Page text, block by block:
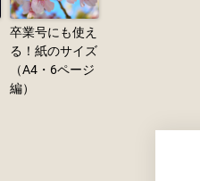
卒業号にも使え
る！紙のサイズ
（A4・6ページ
編）